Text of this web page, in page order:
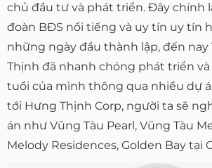
chủ đầu tư và phát triển. Đây chính
đoàn BĐS nổi tiếng và uy tín uy tín
những ngày đầu thành lập, đến nay
Thịnh đã nhanh chóng phát triển
tuổi của mình thông qua nhiều dự
tới Hưng Thịnh Corp, người ta sẽ
án như Vũng Tàu Pearl, Vũng Tàu
Melody Residences, Golden Bay tại